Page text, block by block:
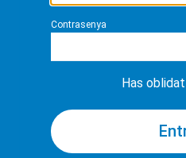
Contrasenya
Has